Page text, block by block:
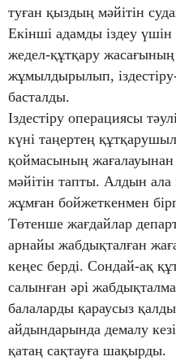
туған қыздың мәйітін
Екінші адамды іздеу
жедел-құтқару жасағының
жұмылдырылып,
басталды.
Іздестіру операциясы
күні таңертең
қоймасының жағалауынан
мәйітін тапты. Алдын
жұмған бойжеткенмен
Төтенше жағдайлар
арнайы жабдықталған
кеңес берді. Сондай-ақ
салынған әрі
балаларды қараусыз
айдындарында демалу
қатаң сақтауға шақырды.